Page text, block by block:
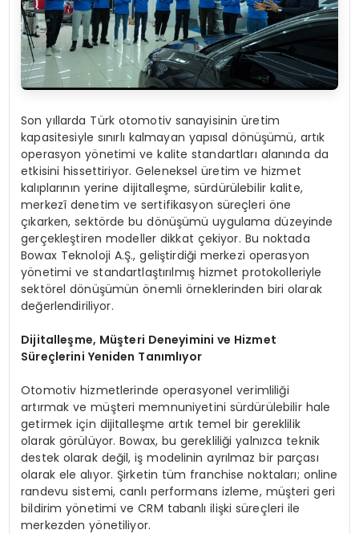
Son yıllarda Türk otomotiv sanayisinin üretim
kapasitesiyle sınırlı kalmayan yapısal dönüşümü, artık
operasyon yönetimi ve kalite standartları alanında da
etkisini hissettiriyor. Geleneksel üretim ve hizmet
kalıplarının yerine dijitalleşme, sürdürülebilir kalite,
merkezî denetim ve sertifikasyon süreçleri öne
çıkarken, sektörde bu dönüşümü uygulama düzeyinde
gerçekleştiren modeller dikkat çekiyor. Bu noktada
Bowax Teknoloji A.Ş., geliştirdiği merkezi operasyon
yönetimi ve standartlaştırılmış hizmet protokolleriyle
sektörel dönüşümün önemli örneklerinden biri olarak
değerlendiriliyor.
Dijitalleşme, Müşteri Deneyimini ve Hizmet
Süreçlerini Yeniden Tanımlıyor
Otomotiv hizmetlerinde operasyonel verimliliği
artırmak ve müşteri memnuniyetini sürdürülebilir hale
getirmek için dijitalleşme artık temel bir gereklilik
olarak görülüyor. Bowax, bu gerekliliği yalnızca teknik
destek olarak değil, iş modelinin ayrılmaz bir parçası
olarak ele alıyor. Şirketin tüm franchise noktaları; online
randevu sistemi, canlı performans izleme, müşteri geri
bildirim yönetimi ve CRM tabanlı ilişki süreçleri ile
merkezden yönetiliyor.